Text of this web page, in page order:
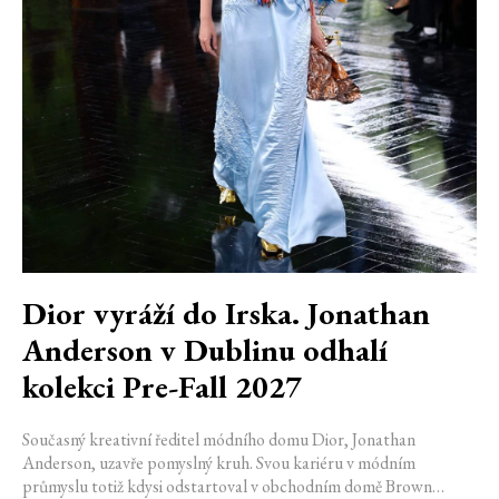
Dior vyráží do Irska. Jonathan
Anderson v Dublinu odhalí
kolekci Pre-Fall 2027
Současný kreativní ředitel módního domu Dior, Jonathan
Anderson, uzavře pomyslný kruh. Svou kariéru v módním
průmyslu totiž kdysi odstartoval v obchodním domě Brown